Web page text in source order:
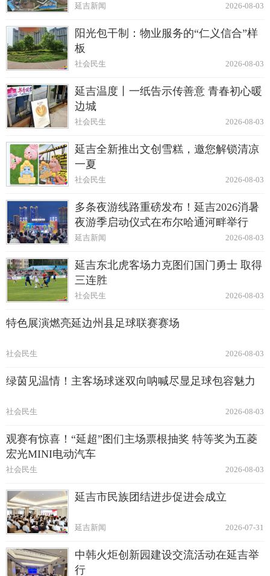
2026-08-03
延吉新闻
阳光包干制：物业服务的“仁义信合”样
板
2026-08-03
社会民生
延吉温度丨一纸告示传善意 青春初心暖
边城
2026-08-03
社会民生
延吉全新推出文创雪糕，邀您解锁清凉
一夏
2026-08-03
社会民生
多条夜游线路重磅发布！延吉2026消暑
夜游季启动仪式在布尔哈通河畔举行
2026-08-03
延吉新闻
延吉东北虎客场力克图们国门勇士 取得
三连胜
2026-08-03
社会民生
特色展演燃亮延边州县足球联赛赛场
2026-08-03
社会民生
绿茵见温情！主客场球迷双向呐喊尽显足球包容魅力
2026-08-03
社会民生
观赛有惊喜！“延超”图们主场票根抽奖 特等奖为五菱
宏光MINI电动汽车
2026-08-03
社会民生
延吉市民族团结进步促进会成立
2026-07-31
延吉新闻
中韩火炬创新园建设交流活动在延吉举
行